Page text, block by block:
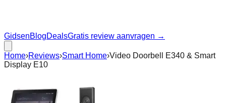
GidsenBlogDealsGratis review aanvragen →
Home›Reviews›Smart Home›Video Doorbell E340 & Smart
Display E10